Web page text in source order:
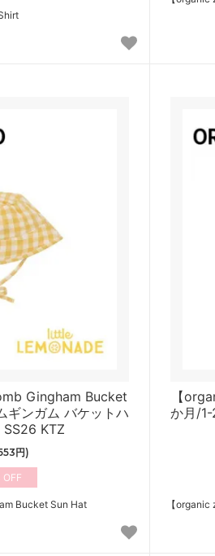
Gingham Bucket
ギンガム バケットハ
SS26 KTZ
円)
Bucket Sun Hat
【
か月/
【